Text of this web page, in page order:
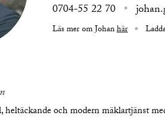
0704-55 22 70
Läs mer om Johanhär
heltäckande och modern mäklartjänst